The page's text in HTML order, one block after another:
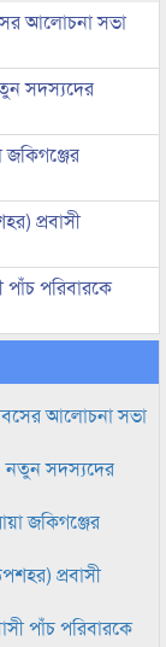
আলোচনা সভা
সদস্যদের
প্রবাসী
পাঁচ পরিবারকে
আলোচনা সভা
নতুন সদস্যদের
জকিগঞ্জের
প্রবাসী
পাঁচ পরিবারকে